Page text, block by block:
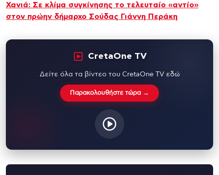
Χανιά: Σε κλίμα συγκίνησης το τελευταίο «αντίο»
στον πρώην δήμαρχο Σούδας Γιάννη Περάκη
CretaOne TV
Δείτε όλα τα βίντεο του CretaOne TV εδώ
Παρακολουθήστε τώρα →